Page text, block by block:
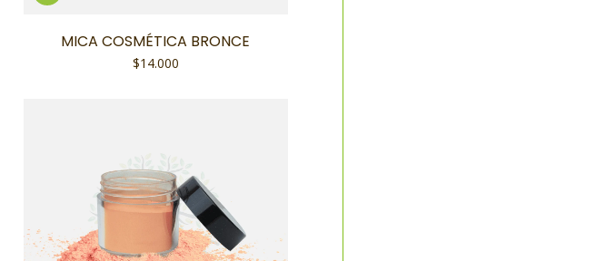
MICA COSMÉTICA BRONCE
$14.000